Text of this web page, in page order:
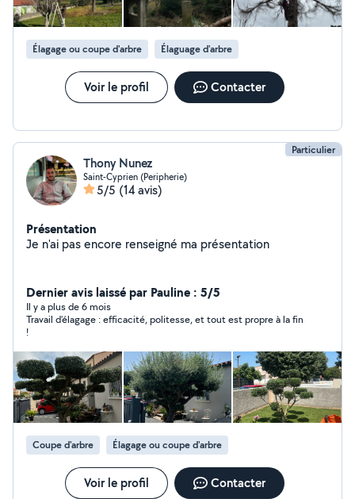
Élagage ou coupe d'arbre Élaguage d'arbre
Voir le profil Contacter
Particulier
Thony Nunez
Saint-Cyprien (Peripherie)
5/5 (14 avis)
Présentation
Je n'ai pas encore renseigné ma présentation
Dernier avis laissé par Pauline : 5/5
Il y a plus de 6 mois
Travail d’élagage : efficacité, politesse, et tout est propre à la fin
!
Coupe d'arbre Élagage ou coupe d'arbre
Voir le profil Contacter